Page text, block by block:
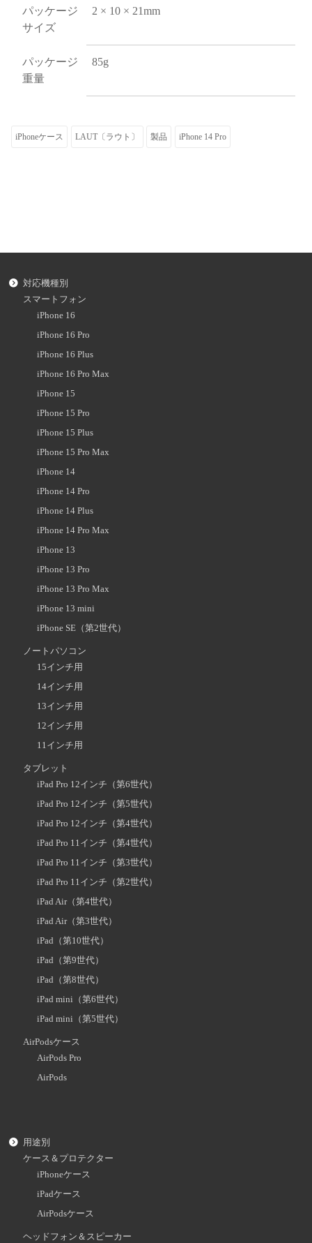
パッケージ
サイズ
2 × 10 × 21mm
パッケージ
重量
85g
iPhoneケース LAUT〔ラウト〕 製品 iPhone 14 Pro
対応機種別
スマートフォン
iPhone 16
iPhone 16 Pro
iPhone 16 Plus
iPhone 16 Pro Max
iPhone 15
iPhone 15 Pro
iPhone 15 Plus
iPhone 15 Pro Max
iPhone 14
iPhone 14 Pro
iPhone 14 Plus
iPhone 14 Pro Max
iPhone 13
iPhone 13 Pro
iPhone 13 Pro Max
iPhone 13 mini
iPhone SE（第2世代）
ノートパソコン
15インチ用
14インチ用
13インチ用
12インチ用
11インチ用
タブレット
iPad Pro 12インチ（第6世代）
iPad Pro 12インチ（第5世代）
iPad Pro 12インチ（第4世代）
iPad Pro 11インチ（第4世代）
iPad Pro 11インチ（第3世代）
iPad Pro 11インチ（第2世代）
iPad Air（第4世代）
iPad Air（第3世代）
iPad（第10世代）
iPad（第9世代）
iPad（第8世代）
iPad mini（第6世代）
iPad mini（第5世代）
AirPodsケース
AirPods Pro
AirPods
用途別
ケース＆プロテクター
iPhoneケース
iPadケース
AirPodsケース
ヘッドフォン＆スピーカー